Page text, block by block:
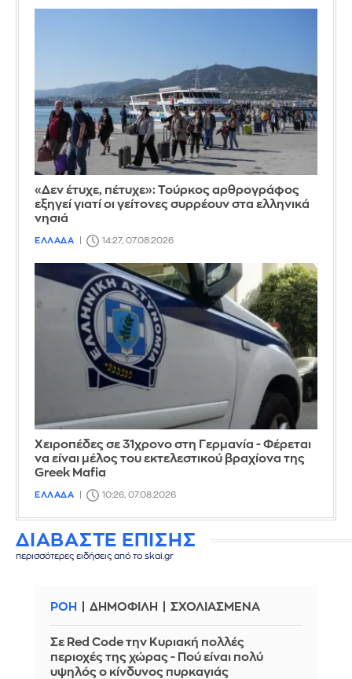
«Δεν έτυχε, πέτυχε»: Τούρκος αρθρογράφος
εξηγεί γιατί οι γείτονες συρρέουν στα ελληνικά
νησιά
ΕΛΛΑΔΑ 14:27, 07.08.2026
Χειροπέδες σε 31χρονο στη Γερμανία - Φέρεται
να είναι μέλος του εκτελεστικού βραχίονα της
Greek Mafia
ΕΛΛΑΔΑ 10:26, 07.08.2026
ΔΙΑΒΑΣΤΕ ΕΠΙΣΗΣ
περισσότερες ειδήσεις από το skai.gr
ΡΟΗ ΔΗΜΟΦΙΛΗ ΣΧΟΛΙΑΣΜΕΝΑ
Σε Red Code την Κυριακή πολλές
περιοχές της χώρας - Πού είναι πολύ
υψηλός ο κίνδυνος πυρκαγιάς